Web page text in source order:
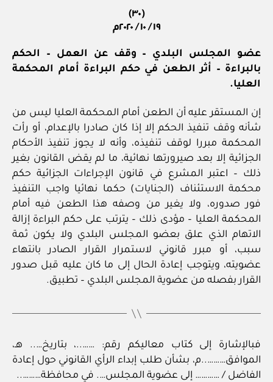
(٣٠)
١٩ / ١٠ / ٢٠٢٠م
عضو المجلس البلدي – وقف عن العمل – الحكم
بالبراءة – أثر الطعن في حكم البراءة أمام المحكمة
العليا.
إن المستقر عليه أن الطعن أمام المحكمة العليا ليس من
شأنه وقف تنفيذ الحكم إلا إذا كان صادرا بالإعدام، أو رأت
المحكمة مبررا لوقف تنفيذه، وأنه لا يجوز تنفيذ الأحكام
الجزائية إلا بعد صيرورتها نهائية، ما لم يقض القانون بغير
ذلك – اعتبر المشرع في قانون الإجراءات الجزائية حكم
محكمة الاستئناف (الجنايات) حكما نهائيا واجب التنفيذ
فور صدوره، ولا يغير من وصفه هذا الطعن فيه أمام
المحكمة العليا – مؤدى ذلك – يترتب على حكم البراءة إزالة
الاتهام الذي علق بعضو المجلس البلدي ولا يكون ثمة
سبب، أو مبرر قانوني لاستمرار القرار الصادر بانتهاء
عضويته، ويتوجب إعادة الحال إلى ما كان عليه قبل صدور
القرار بفصله من عضوية المجلس البلدي – تطبيق.
فبالإشارة إلى كتاب معاليكم رقم: ……..، بتاريخ….. هـ،
الموافق………..م، بشأن طلب إبداء الرأي القانوني حول إعادة
الفاضل / ………… إلى عضوية المجلس…. في محافظة………..